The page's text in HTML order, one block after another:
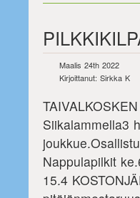
Maalis 24th 2022
Kirjoittanut: Sirkka K
Siikalammella3
Nappulapilkit
15.4